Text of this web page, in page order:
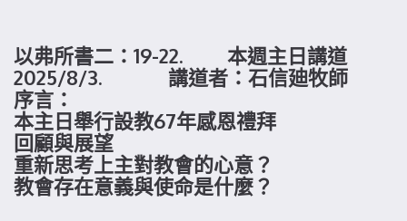
以弗所書二：19-22. 本週主日講道
2025/8/3. 講道者：石信廸牧師
序言：
本主日舉行設教67年感恩禮拜
回顧與展望
重新思考上主對教會的心意？
教會存在意義與使命是什麼？